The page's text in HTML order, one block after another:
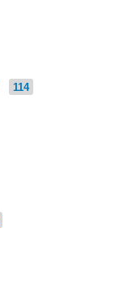
114